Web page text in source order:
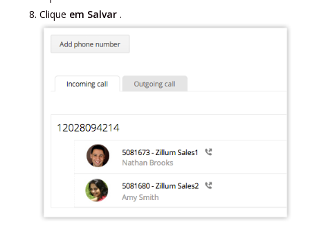
Clique em Salvar.